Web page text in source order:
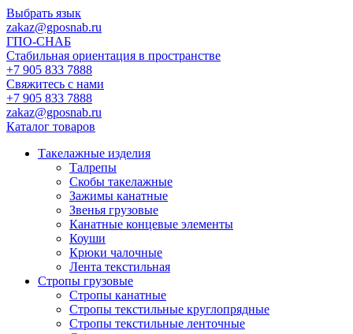
Выбрать язык
zakaz@gposnab.ru
ГПО-СНАБ
Стабильная ориентация в пространстве
+7 905 833 7888
Свяжитесь с нами
+7 905 833 7888
zakaz@gposnab.ru
Каталог товаров
Такелажные изделия
Талрепы
Скобы такелажные
Зажимы канатные
Звенья грузовые
Канатные концевые элементы
Коуши
Крюки чалочные
Лента текстильная
Стропы грузовые
Стропы канатные
Стропы текстильные круглопрядные
Стропы текстильные ленточные